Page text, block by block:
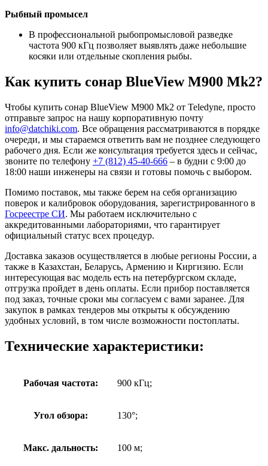
Рыбный промысел
В профессиональной рыбопромысловой разведке
частота 900 кГц позволяет выявлять даже небольшие
косяки или отдельные скопления рыбы.
Как купить сонар BlueView M900 Mk2?
Чтобы купить сонар BlueView M900 Mk2 от Teledyne, просто
отправьте запрос на нашу корпоративную почту
info@datchiki.com. Все обращения рассматриваются в порядке
очереди, и мы стараемся ответить вам не позднее следующего
рабочего дня. Если же консультация требуется здесь и сейчас,
звоните по телефону +7 (812) 45-40-666 – в будни с 9:00 до
18:00 наши инженеры на связи и готовы помочь с выбором.
Помимо поставок, мы также берем на себя организацию
поверок и калибровок оборудования, зарегистрированного в
Госреестре СИ. Мы работаем исключительно с
аккредитованными лабораториями, что гарантирует
официальный статус всех процедур.
Доставка заказов осуществляется в любые регионы России, а
также в Казахстан, Беларусь, Армению и Киргизию. Если
интересующая вас модель есть на петербургском складе,
отгрузка пройдет в день оплаты. Если прибор поставляется
под заказ, точные сроки мы согласуем с вами заранее. Для
закупок в рамках тендеров мы открыты к обсуждению
удобных условий, в том числе возможности постоплаты.
Технические характеристики:
Рабочая частота: 900 кГц;
Угол обзора: 130°;
Макс. дальность: 100 м;